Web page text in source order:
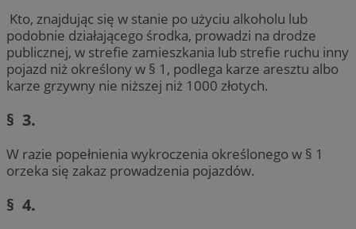
Kto, znajdując się w stanie po użyciu alkoholu lub
podobnie działającego środka, prowadzi na drodze
publicznej, w strefie zamieszkania lub strefie ruchu inny
pojazd niż określony w § 1, podlega karze aresztu albo
karze grzywny nie niższej niż 1000 złotych.
§ 3.
W razie popełnienia wykroczenia określonego w § 1
orzeka się zakaz prowadzenia pojazdów.
§ 4.